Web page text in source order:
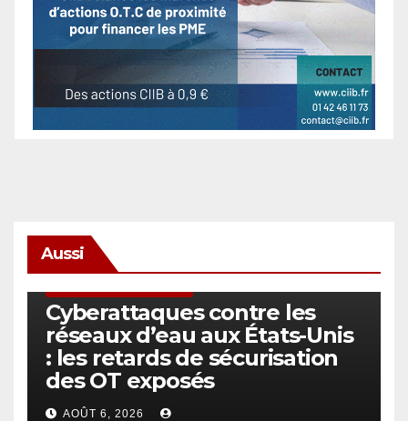
Aussi
Cyberattaques contre les
réseaux d’eau aux États-Unis
: les retards de sécurisation
des OT exposés
AOÛT 6, 2026